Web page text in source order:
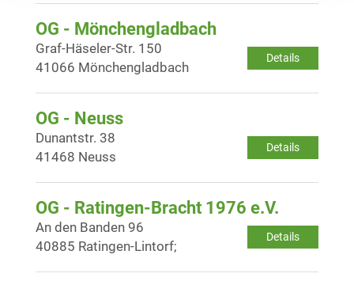
OG - Mönchengladbach
Details
Graf-Häseler-Str. 150
41066 Mönchengladbach
OG - Neuss
Details
Dunantstr. 38
41468 Neuss
OG - Ratingen-Bracht 1976 e.V.
Details
An den Banden 96
40885 Ratingen-Lintorf;